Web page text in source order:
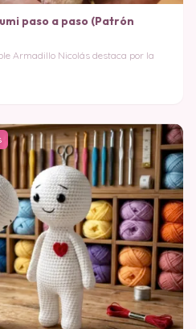
paso a paso (Patrón
Armadillo Nicolás destaca por la